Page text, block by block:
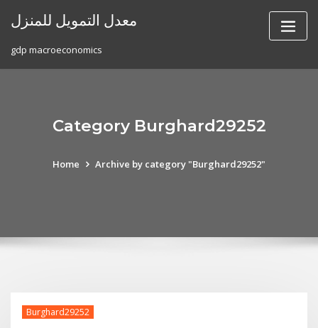
معدل التمويل للمنزل
gdp macroeconomics
Category Burghard29252
Home Archive by category "Burghard29252"
Burghard29252